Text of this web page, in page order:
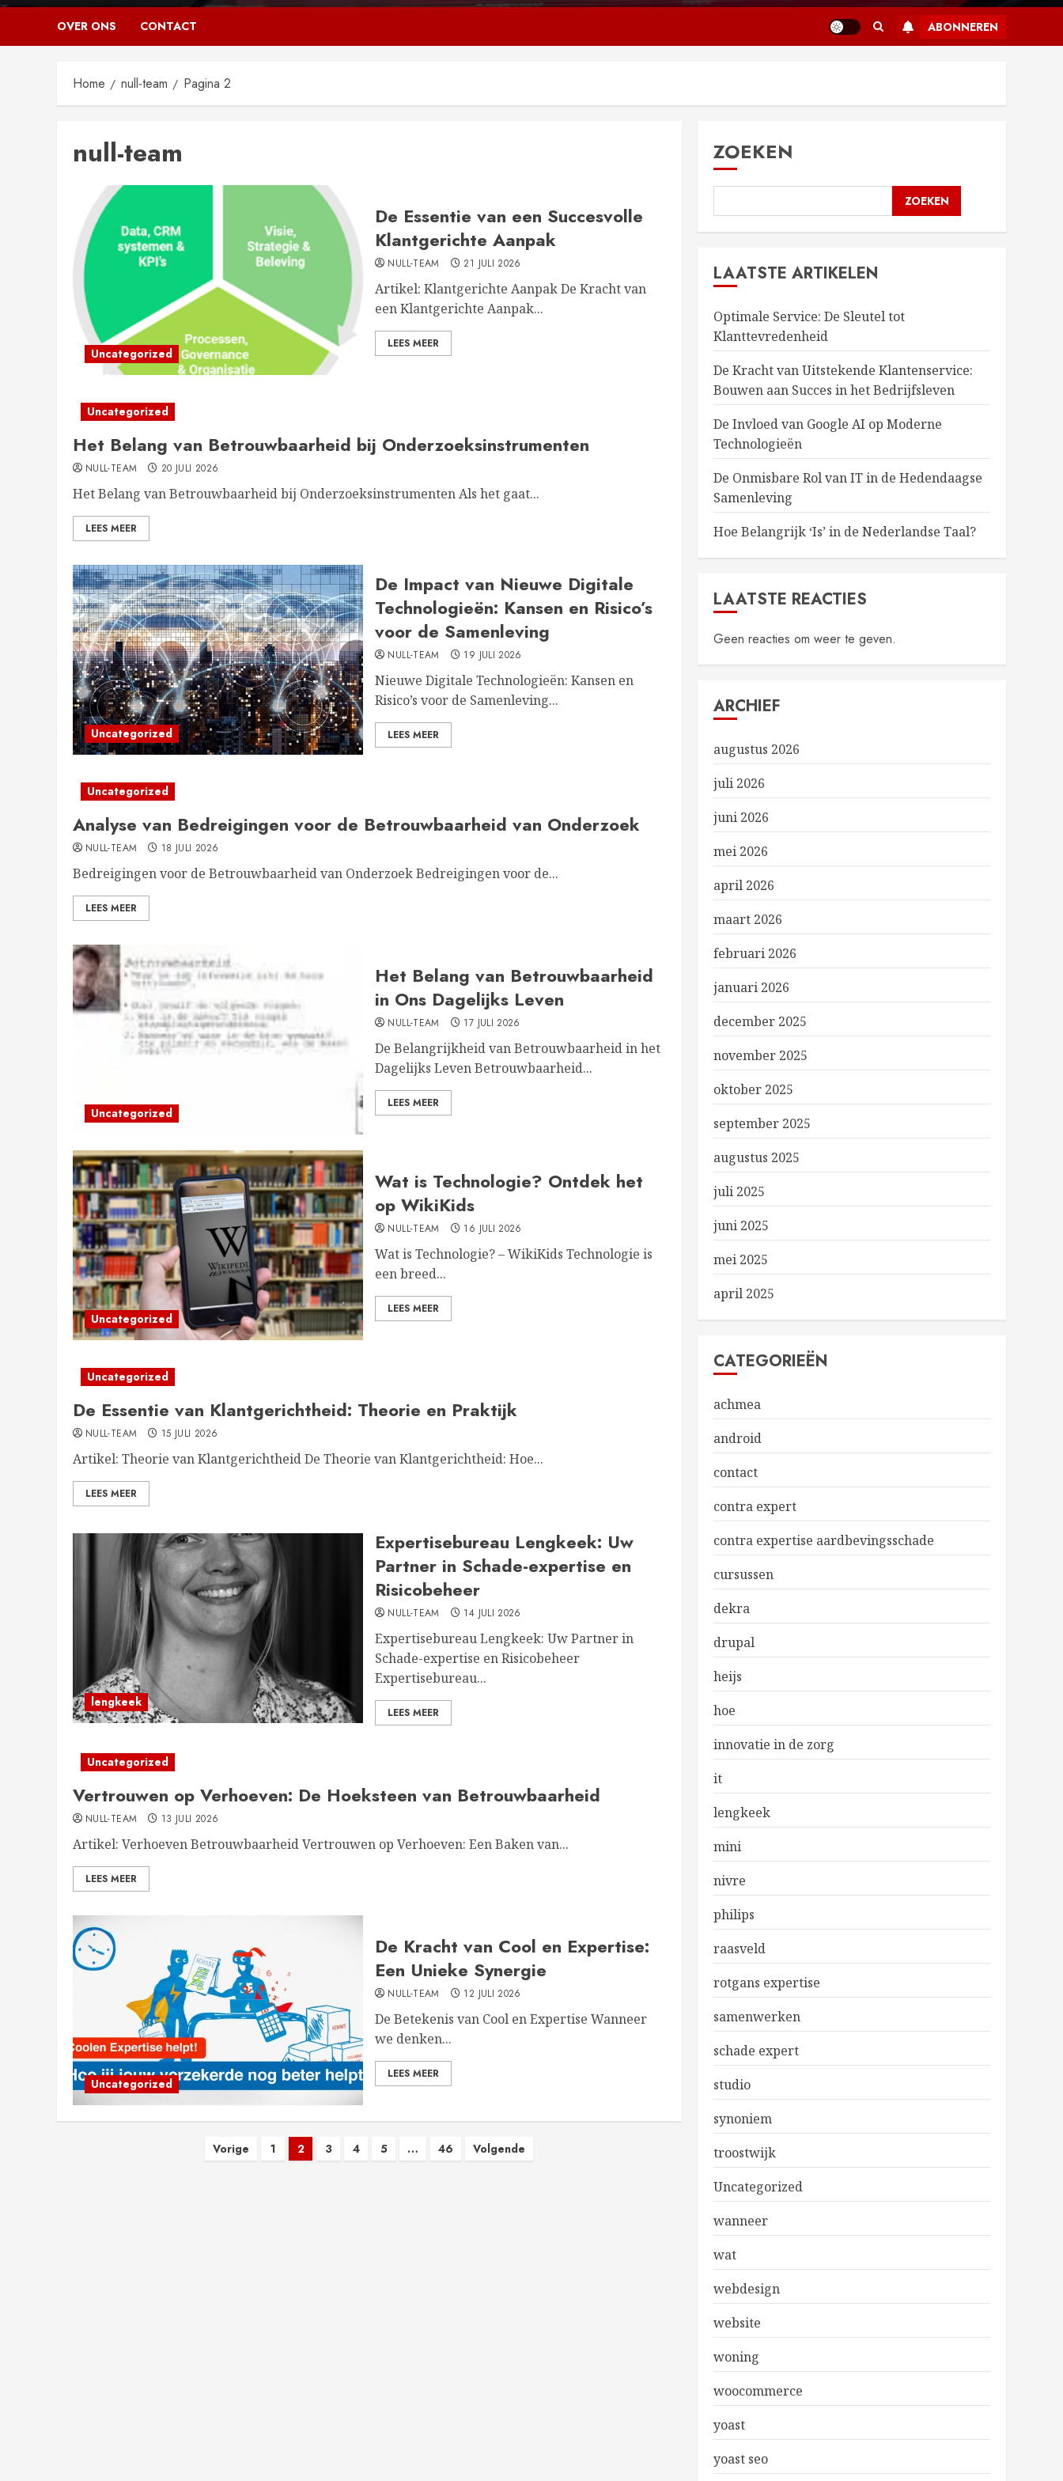
OVER ONS CONTACT ABONNEREN
Home null-team Pagina 2
null-team
Uncategorized
De Essentie van een Succesvolle
Klantgerichte Aanpak
NULL-TEAM 21 JULI 2026
Artikel: Klantgerichte Aanpak De Kracht van
een Klantgerichte Aanpak...
LEES MEER
Uncategorized
Het Belang van Betrouwbaarheid bij Onderzoeksinstrumenten
NULL-TEAM 20 JULI 2026
Het Belang van Betrouwbaarheid bij Onderzoeksinstrumenten Als het gaat...
LEES MEER
Uncategorized
De Impact van Nieuwe Digitale
Technologieën: Kansen en Risico’s
voor de Samenleving
NULL-TEAM 19 JULI 2026
Nieuwe Digitale Technologieën: Kansen en
Risico’s voor de Samenleving...
LEES MEER
Uncategorized
Analyse van Bedreigingen voor de Betrouwbaarheid van Onderzoek
NULL-TEAM 18 JULI 2026
Bedreigingen voor de Betrouwbaarheid van Onderzoek Bedreigingen voor de...
LEES MEER
Uncategorized
Het Belang van Betrouwbaarheid
in Ons Dagelijks Leven
NULL-TEAM 17 JULI 2026
De Belangrijkheid van Betrouwbaarheid in het
Dagelijks Leven Betrouwbaarheid...
LEES MEER
Uncategorized
Wat is Technologie? Ontdek het
op WikiKids
NULL-TEAM 16 JULI 2026
Wat is Technologie? – WikiKids Technologie is
een breed...
LEES MEER
Uncategorized
De Essentie van Klantgerichtheid: Theorie en Praktijk
NULL-TEAM 15 JULI 2026
Artikel: Theorie van Klantgerichtheid De Theorie van Klantgerichtheid: Hoe...
LEES MEER
lengkeek
Expertisebureau Lengkeek: Uw
Partner in Schade-expertise en
Risicobeheer
NULL-TEAM 14 JULI 2026
Expertisebureau Lengkeek: Uw Partner in
Schade-expertise en Risicobeheer
Expertisebureau...
LEES MEER
Uncategorized
Vertrouwen op Verhoeven: De Hoeksteen van Betrouwbaarheid
NULL-TEAM 13 JULI 2026
Artikel: Verhoeven Betrouwbaarheid Vertrouwen op Verhoeven: Een Baken van...
LEES MEER
Uncategorized
De Kracht van Cool en Expertise:
Een Unieke Synergie
NULL-TEAM 12 JULI 2026
De Betekenis van Cool en Expertise Wanneer
we denken...
LEES MEER
Berichten
Vorige 1 2 3 4 5 … 46 Volgende
ZOEKEN
ZOEKEN
LAATSTE ARTIKELEN
Optimale Service: De Sleutel tot
Klanttevredenheid
De Kracht van Uitstekende Klantenservice:
Bouwen aan Succes in het Bedrijfsleven
De Invloed van Google AI op Moderne
Technologieën
De Onmisbare Rol van IT in de Hedendaagse
Samenleving
Hoe Belangrijk ‘Is’ in de Nederlandse Taal?
LAATSTE REACTIES
Geen reacties om weer te geven.
ARCHIEF
augustus 2026
juli 2026
juni 2026
mei 2026
april 2026
maart 2026
februari 2026
januari 2026
december 2025
november 2025
oktober 2025
september 2025
augustus 2025
juli 2025
juni 2025
mei 2025
april 2025
CATEGORIEËN
achmea
android
contact
contra expert
contra expertise aardbevingsschade
cursussen
dekra
drupal
heijs
hoe
innovatie in de zorg
it
lengkeek
mini
nivre
philips
raasveld
rotgans expertise
samenwerken
schade expert
studio
synoniem
troostwijk
Uncategorized
wanneer
wat
webdesign
website
woning
woocommerce
yoast
yoast seo